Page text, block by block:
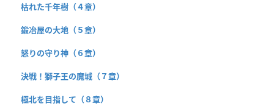
枯れた千年樹（４章）
鍛冶屋の大地（５章）
怒りの守り神（６章）
決戦！獅子王の魔城（７章）
極北を目指して（８章）